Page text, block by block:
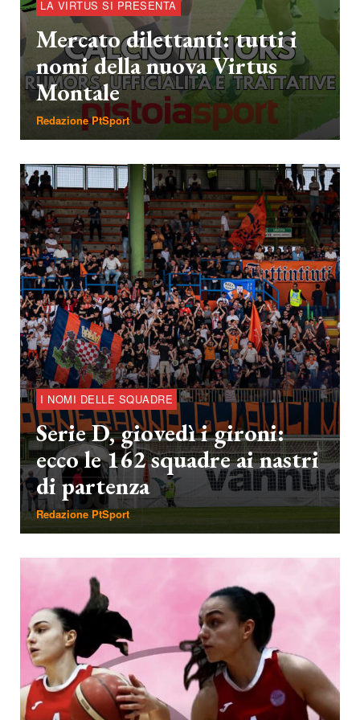
LA VIRTUS SI PRESENTA
Mercato dilettanti: tutti i
nomi della nuova Virtus
Montale
Redazione PtSport
I NOMI DELLE SQUADRE
Serie D, giovedì i gironi:
ecco le 162 squadre ai nastri
di partenza
Redazione PtSport